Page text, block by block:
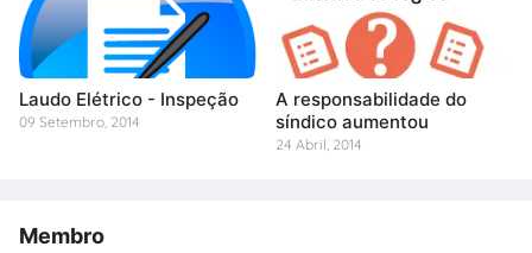
Laudo Elétrico - Inspeção
09 Setembro, 2014
A responsabilidade do
síndico aumentou
24 Abril, 2014
Membro